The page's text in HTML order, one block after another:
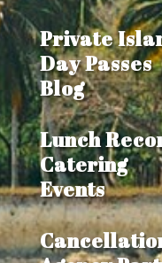
Private
Day Passes
Blog
Lunch
Catering
Events